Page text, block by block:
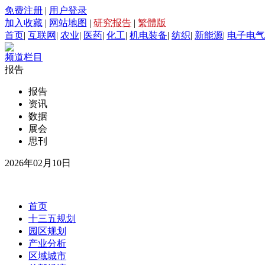
免费注册 | 用户登录
加入收藏 | 网站地图 | 研究报告 | 繁體版
首页| 互联网 | 农业| 医药| 化工| 机电装备| 纺织| 新能源| 电子电气
频道栏目
报告
报告
资讯
数据
展会
思刊
2026年02月10日
首页
十三五规划
园区规划
产业分析
区域城市